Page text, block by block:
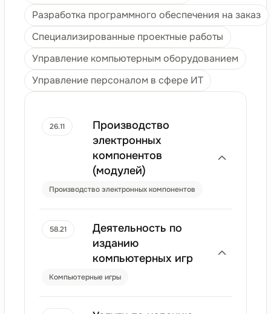
Разработка программного обеспечения на заказ
Специализированные проектные работы
Управление компьютерным оборудованием
Управление персоналом в сфере ИТ
26.11
Производство
электронных
компонентов
(модулей)
Производство электронных компонентов
58.21
Деятельность по
изданию
компьютерных игр
Компьютерные игры